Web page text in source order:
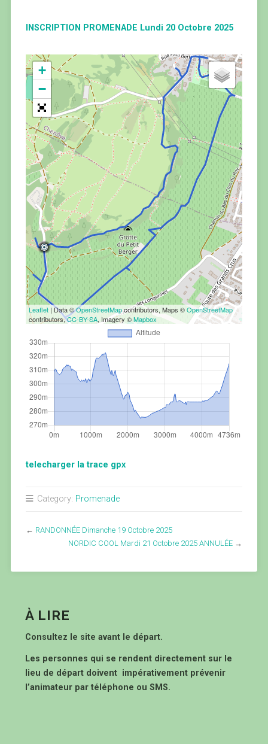
INSCRIPTION PROMENADE Lundi 20 Octobre 2025
+
−
Leaflet| Data ©OpenStreetMapcontributors, Maps ©OpenStreetMap
contributors,CC-BY-SA, Imagery ©Mapbox
telecharger la trace gpx
Category: Promenade
← RANDONNÉE Dimanche 19 Octobre 2025
NORDIC COOL Mardi 21 Octobre 2025 ANNULÉE →
À LIRE
Consultez le site avant le départ.
Les personnes qui se rendent directement sur le
lieu de départ doivent impérativement prévenir
l’animateur par téléphone ou SMS.